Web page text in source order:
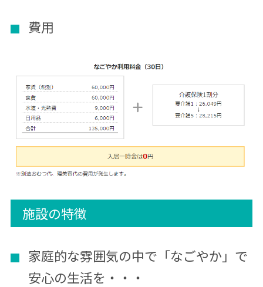
費用
施設の特徴
家庭的な雰囲気の中で「なごやか」で
安心の生活を・・・